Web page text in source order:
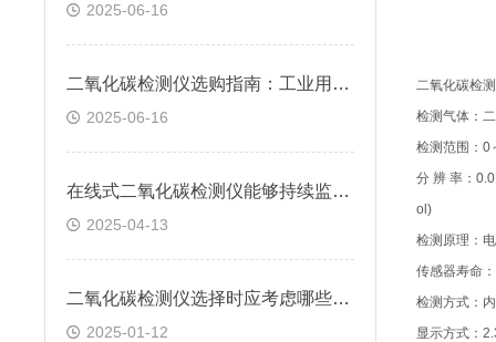
2025-06-16
二氧化碳检测仪选购指南：工业用户必看的5大关键因素
2025-06-16
在线式二氧化碳检测仪能够持续监测环境中的二氧化碳浓度
2025-04-13
二氧化碳检测仪选择时应考虑哪些事项？
2025-01-12
二氧化碳检
检测气体：
检测范围：0
分 辨 率：
ol)
检测原理：
传感器寿命
检测方式：
显示方式：